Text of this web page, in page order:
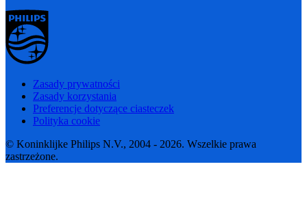
Zasady prywatności
Zasady korzystania
Preferencje dotyczące ciasteczek
Polityka cookie
© Koninklijke Philips N.V., 2004 - 2026. Wszelkie prawa
zastrzeżone.